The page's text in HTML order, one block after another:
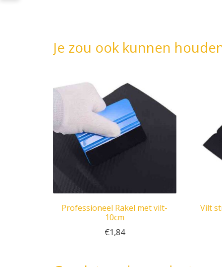
Je zou ook kunnen
Professioneel Rakel met vilt-
10cm
€1,84
Vilt